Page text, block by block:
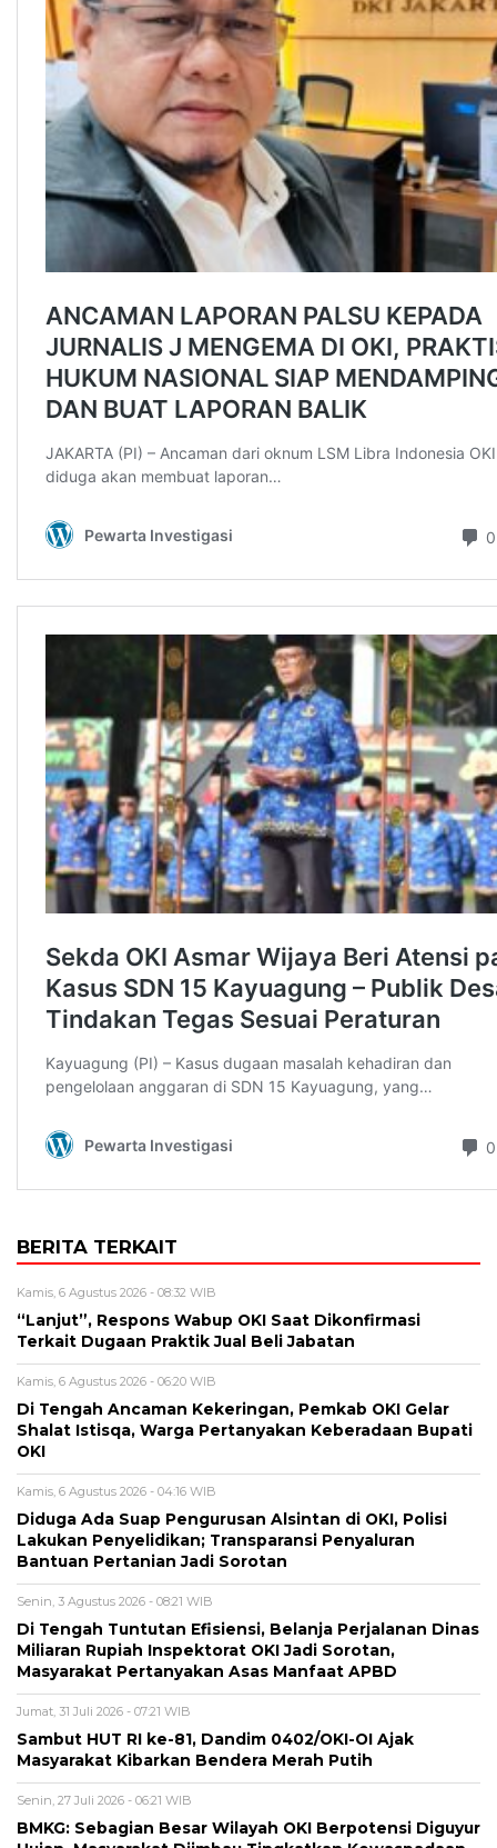
BERITA TERKAIT
Kamis, 6 Agustus 2026 - 08:32 WIB
“Lanjut”, Respons Wabup OKI Saat Dikonfirmasi
Terkait Dugaan Praktik Jual Beli Jabatan
Kamis, 6 Agustus 2026 - 06:20 WIB
Di Tengah Ancaman Kekeringan, Pemkab OKI Gelar
Shalat Istisqa, Warga Pertanyakan Keberadaan Bupati
OKI
Kamis, 6 Agustus 2026 - 04:16 WIB
Diduga Ada Suap Pengurusan Alsintan di OKI, Polisi
Lakukan Penyelidikan; Transparansi Penyaluran
Bantuan Pertanian Jadi Sorotan
Senin, 3 Agustus 2026 - 08:21 WIB
Di Tengah Tuntutan Efisiensi, Belanja Perjalanan Dinas
Miliaran Rupiah Inspektorat OKI Jadi Sorotan,
Masyarakat Pertanyakan Asas Manfaat APBD
Jumat, 31 Juli 2026 - 07:21 WIB
Sambut HUT RI ke-81, Dandim 0402/OKI-OI Ajak
Masyarakat Kibarkan Bendera Merah Putih
Senin, 27 Juli 2026 - 06:21 WIB
BMKG: Sebagian Besar Wilayah OKI Berpotensi Diguyur